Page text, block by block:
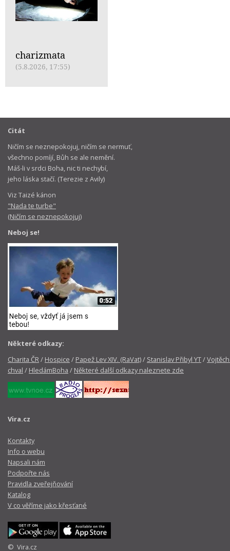
charizmata
(5.8.2026, 17:55)
Citát
Ničím se neznepokojuj, ničím se nermuť,
všechno pomíjí, Bůh se ale nemění.
Máš-li v srdci Boha, nic ti nechybí,
jeho láska stačí. (Terezie z Avily)
Viz Taizé kánon
"Nada te turbe"
(Ničím se neznepokojuj)
Neboj se!
Některé odkazy:
Charita ČR/ Hospice / Papež Lev XIV. (RaVat)/ Stanislav Přibyl YT/
chval / HledámBoha / Některé další odkazy naleznete zde
Vira.cz
Kontakty
Info o webu
Napsali nám
Podpořte nás
Pravidla zveřejňování
Katalog
V co věříme jako křesťané
© Vira.cz